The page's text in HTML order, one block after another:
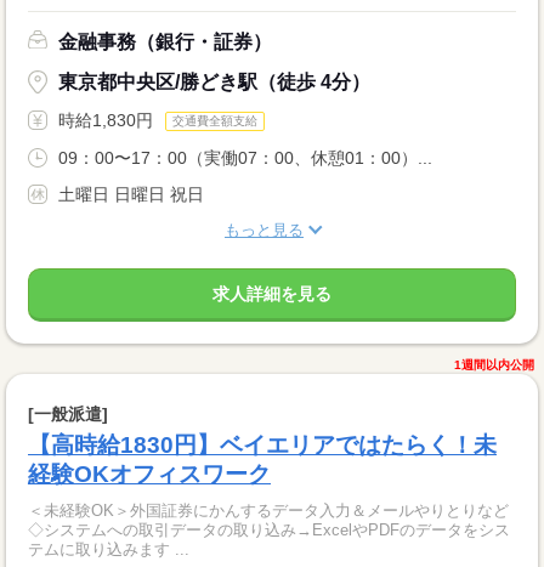
金融事務（銀行・証券）
東京都中央区/勝どき駅（徒歩 4分）
時給1,830円 交通費全額支給
09：00〜17：00（実働07：00、休憩01：00）...
土曜日 日曜日 祝日
もっと見る
求人詳細を見る
1週間以内公開
[一般派遣]
【高時給1830円】ベイエリアではたらく！未
経験OKオフィスワーク
＜未経験OK＞外国証券にかんするデータ入力＆メールやりとりなど
◇システムへの取引データの取り込み→ExcelやPDFのデータをシス
テムに取り込みます ...